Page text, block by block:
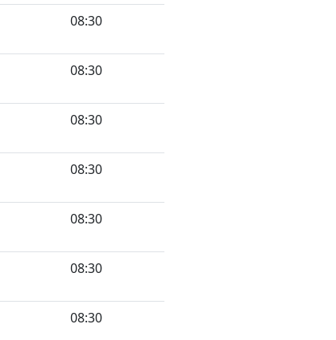
08:30
08:30
08:30
08:30
08:30
08:30
08:30